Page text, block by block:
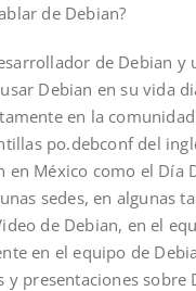
de Debian?
de Debian y
Debian en su vida
en la
po.debconf del
en México como el Día
sedes, en algunas
de Debian, en el
en el equipo de
presentaciones sobre